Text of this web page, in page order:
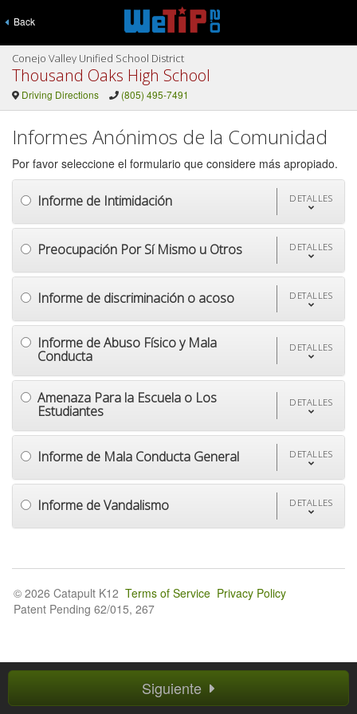
Back
Conejo Valley Unified School District
Thousand Oaks High School
Driving Directions (805) 495-7491
Informes Anónimos de la Comunidad
Por favor seleccione el formulario que considere más apropiado.
Informe de Intimidación DETALLES
Preocupación Por Sí Mismo u Otros DETALLES
Informe de discriminación o acoso DETALLES
Informe de Abuso Físico y Mala
Conducta
DETALLES
Amenaza Para la Escuela o Los
Estudiantes
DETALLES
Informe de Mala Conducta General DETALLES
Informe de Vandalismo DETALLES
Siguiente
© 2026 Catapult K12 Terms of Service Privacy Policy
Patent Pending 62/015, 267